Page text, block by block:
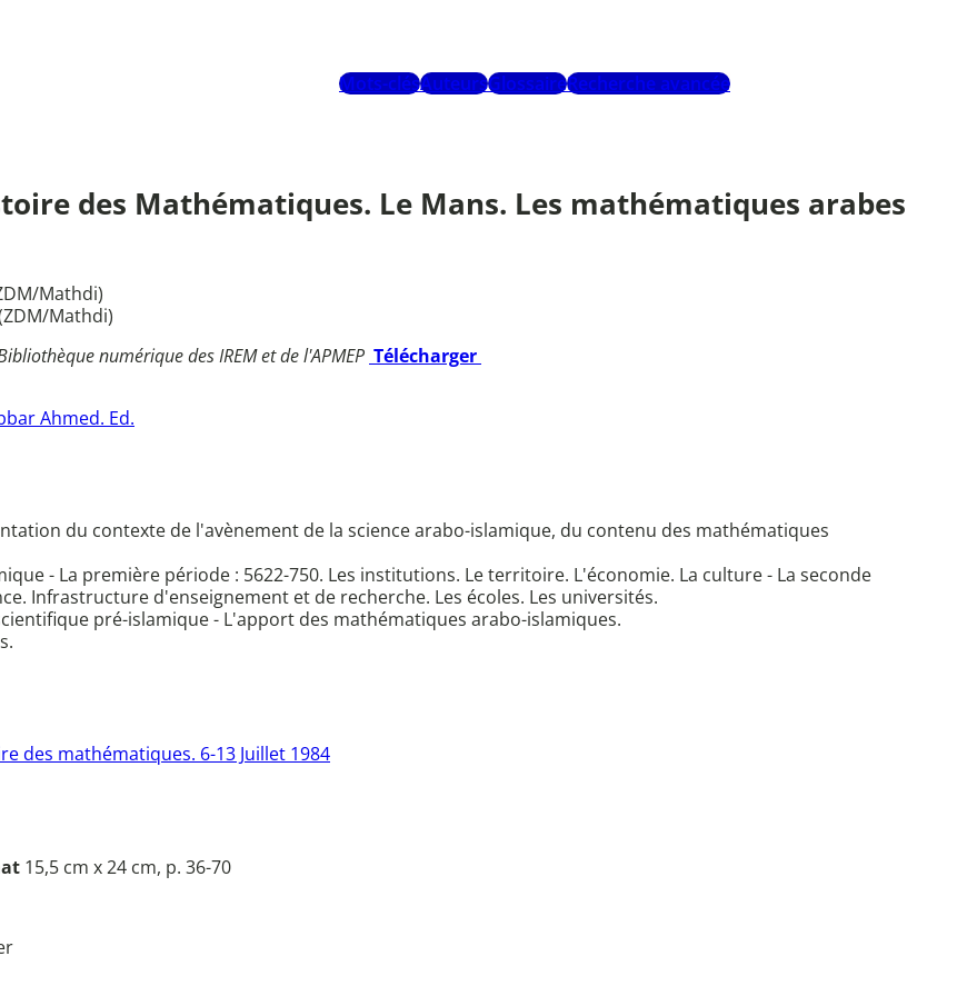
Mots-clésAuteursGlossaireRecherche avancée
des Mathématiques. Le Mans. Les mathématiques arabes
Mathdi)
Mathdi)
numérique des IREM et de l'APMEP Télécharger
Ahmed. Ed.
du contexte de l'avènement de la science arabo-islamique, du contenu des mathématiques
- La première période : 5622-750. Les institutions. Le territoire. L'économie. La culture - La seconde
Infrastructure d'enseignement et de recherche. Les écoles. Les universités.
pré-islamique - L'apport des mathématiques arabo-islamiques.
des mathématiques. 6-13 Juillet 1984
15,5 cm x 24 cm, p. 36-70